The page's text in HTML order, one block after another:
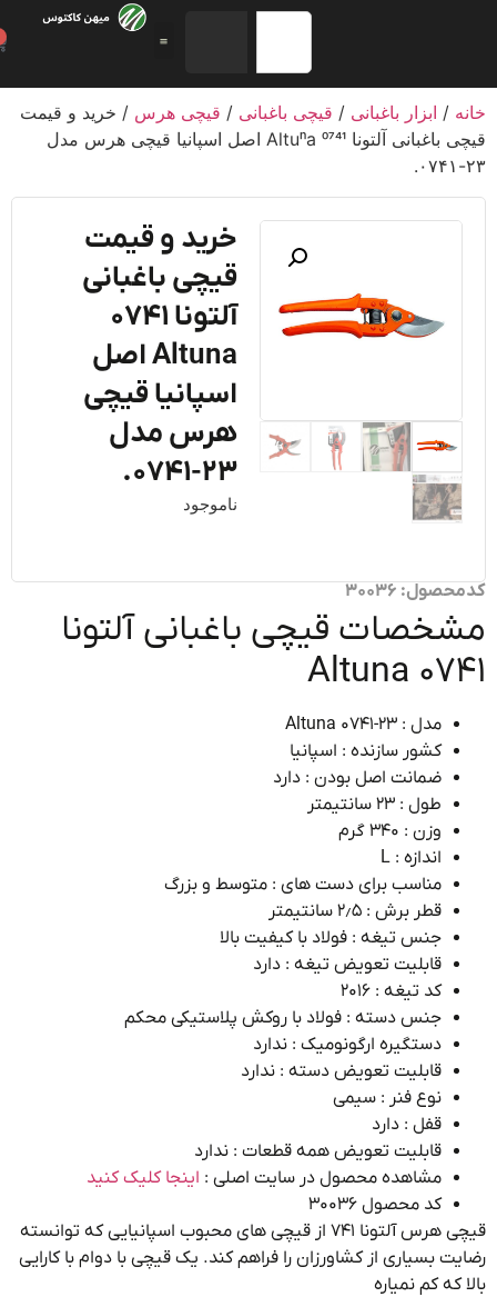
/ابزار باغبانی/قیچی باغبانی/قیچی هرس/ خرید و قیمت
قیچی باغبانی آلتونا 0741 Altuna اصل اسپانیا قیچی هرس مدل
خرید و قیمت
قیچی باغبانی
آلتونا 0741
Altuna اصل
اسپانیا قیچی
هرس مدل
ناموجود
30036
قیچی باغبانی آلتونا
Altuna
مدل : Altuna 0741-23
کشور سازنده : اسپانیا
ضمانت اصل بودن : دارد
طول : ۲۳ سانتیمتر
وزن : ۳۴۰ گرم
اندازه : L
مناسب برای دست های : متوسط و بزرگ
قطر برش : ۲٫۵ سانتیمتر
جنس تیغه : فولاد با کیفیت بالا
قابلیت تعویض تیغه : دارد
کد تیغه : ۲۰۱۶
جنس دسته : فولاد با روکش پلاستیکی محکم
دستگیره ارگونومیک : ندارد
قابلیت تعویض دسته : ندارد
نوع فنر : سیمی
قفل : دارد
قابلیت تعویض همه قطعات : ندارد
مشاهده محصول در سایت اصلی :اینجا کلیک کنید
کد محصول ۳۰۰۳۶
قیچی هرس آلتونا ۷۴۱ از قیچی های محبوب اسپانیایی که توانسته
بسیاری از کشاورزان را فراهم کند. یک قیچی با دوام با کارایی
که کم نمیاره